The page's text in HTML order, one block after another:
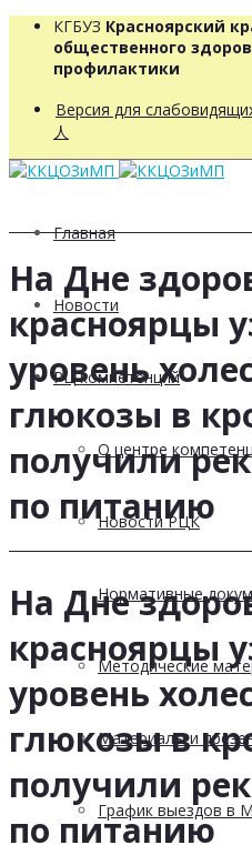
КГБУЗ Красноярский
общественного
профилактики
Версия для
人
Главная
Новости
РЦ компетенций
О центре
Новости РЦК
Нормативные
Методические
Материалы и
График выездов в
На Дне
красноярцы
уровень
глюкозы в
получили
по питанию
На Дне
красноярцы
уровень
глюкозы в
получили
по питанию